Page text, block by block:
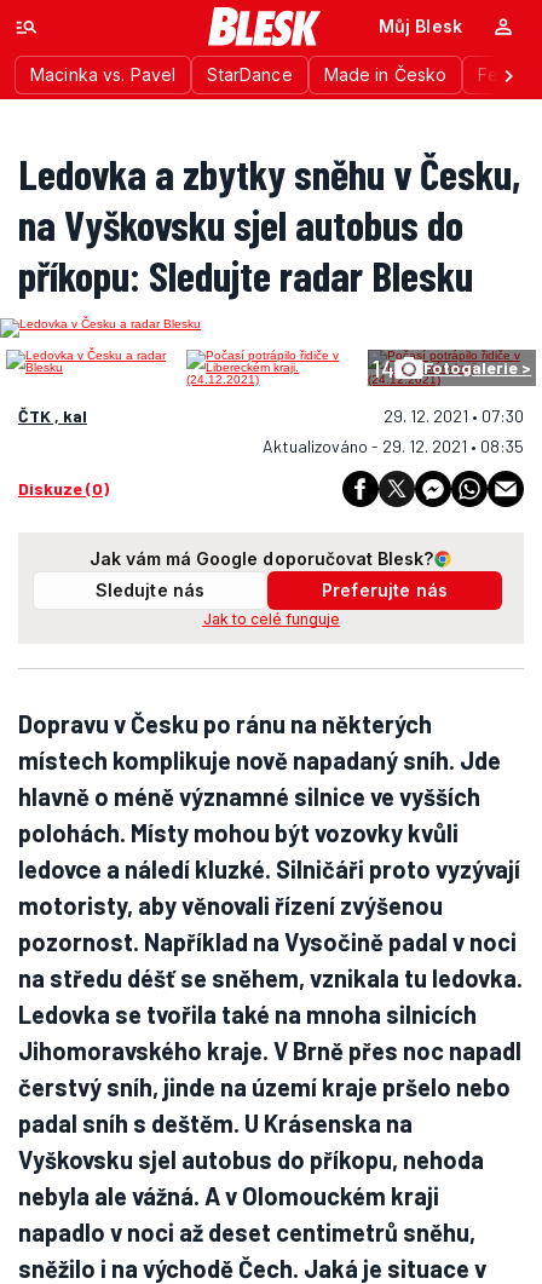
Macinka vs. Pavel StarDance Made in Česko
Můj Blesk
Ledovka a zbytky sněhu v Česku,
na Vyškovsku sjel autobus do
příkopu: Sledujte radar Blesku
14 Fotogalerie >
ČTK , kal
29. 12. 2021 • 07:30
Aktualizováno - 29. 12. 2021 • 08:35
Diskuze (0)
Jak vám má Google doporučovat Blesk?
Sledujte nás
Preferujte nás
Jak to celé funguje
Dopravu v Česku po ránu na některých
místech komplikuje nově napadaný sníh. Jde
hlavně o méně významné silnice ve vyšších
polohách. Místy mohou být vozovky kvůli
ledovce a náledí kluzké. Silničáři proto vyzývají
motoristy, aby věnovali řízení zvýšenou
pozornost. Například na Vysočině padal v noci
na středu déšť se sněhem, vznikala tu ledovka.
Ledovka se tvořila také na mnoha silnicích
Jihomoravského kraje. V Brně přes noc napadl
čerstvý sníh, jinde na území kraje pršelo nebo
padal sníh s deštěm. U Krásenska na
Vyškovsku sjel autobus do příkopu, nehoda
nebyla ale vážná. A v Olomouckém kraji
napadlo v noci až deset centimetrů sněhu,
sněžilo i na východě Čech. Jaká je situace v